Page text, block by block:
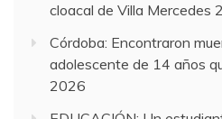
cloacal de Villa Mercedes
Córdoba: Encontraron
adolescente de 14 años
2026